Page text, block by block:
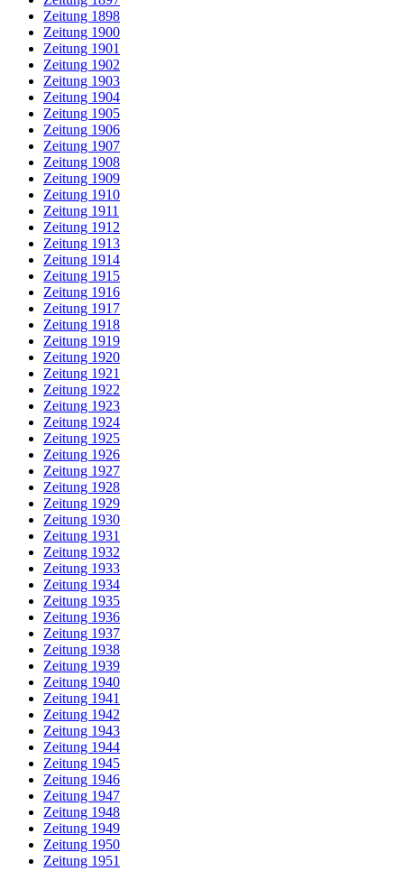
Zeitung 1898
Zeitung 1900
Zeitung 1901
Zeitung 1902
Zeitung 1903
Zeitung 1904
Zeitung 1905
Zeitung 1906
Zeitung 1907
Zeitung 1908
Zeitung 1909
Zeitung 1910
Zeitung 1911
Zeitung 1912
Zeitung 1913
Zeitung 1914
Zeitung 1915
Zeitung 1916
Zeitung 1917
Zeitung 1918
Zeitung 1919
Zeitung 1920
Zeitung 1921
Zeitung 1922
Zeitung 1923
Zeitung 1924
Zeitung 1925
Zeitung 1926
Zeitung 1927
Zeitung 1928
Zeitung 1929
Zeitung 1930
Zeitung 1931
Zeitung 1932
Zeitung 1933
Zeitung 1934
Zeitung 1935
Zeitung 1936
Zeitung 1937
Zeitung 1938
Zeitung 1939
Zeitung 1940
Zeitung 1941
Zeitung 1942
Zeitung 1943
Zeitung 1944
Zeitung 1945
Zeitung 1946
Zeitung 1947
Zeitung 1948
Zeitung 1949
Zeitung 1950
Zeitung 1951